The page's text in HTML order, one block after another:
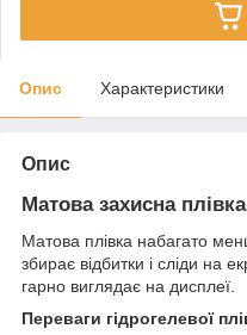
Опис Характеристики
Опис
Матова захисна
Матова плівка набагато
збирає відбитки і сліди на
гарно виглядає на дисплеї.
Переваги гідрогелевої